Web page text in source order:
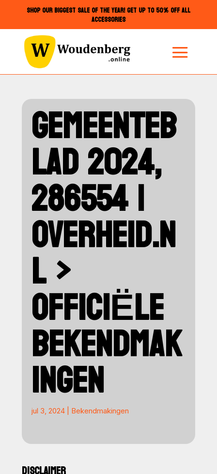
SHOP OUR BIGGEST SALE OF THE YEAR! GET UP TO 50% OFF ALL
ACCESSORIES
GEMEENTEB
LAD 2024,
286554 |
OVERHEID.N
L >
OFFICIËLE
BEKENDMAK
INGEN
jul 3, 2024| Bekendmakingen